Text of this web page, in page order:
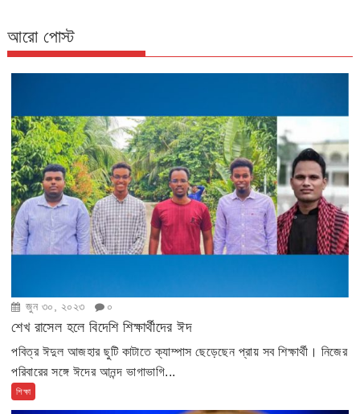
আরো পোস্ট
জুন ৩০, ২০২৩ ০
শেখ রাসেল হলে বিদেশি শিক্ষার্থীদের ঈদ
পবিত্র ঈদুল আজহার ছুটি কাটাতে ক্যাম্পাস ছেড়েছেন প্রায় সব শিক্ষার্থী। নিজের
পরিবারের সঙ্গে ঈদের আনন্দ ভাগাভাগি...
শিক্ষা